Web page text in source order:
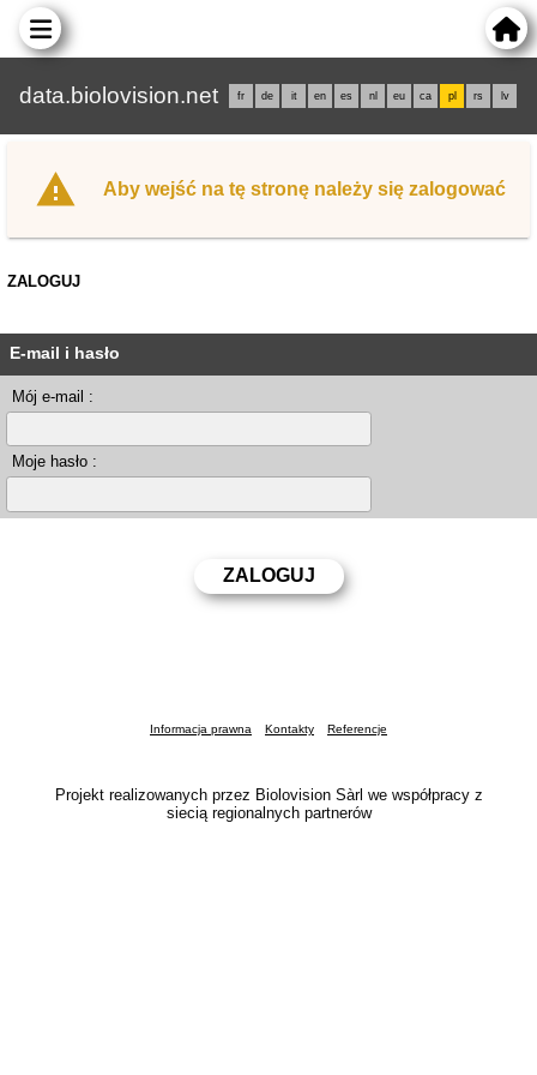
data.biolovision.net fr de it en es nl eu ca pl rs lv
Aby wejść na tę stronę należy się zalogować
ZALOGUJ
E-mail i hasło
Mój e-mail :
Moje hasło :
Informacja prawna Kontakty Referencje
Projekt realizowanych przez Biolovision Sàrl we współpracy z
siecią regionalnych partnerów